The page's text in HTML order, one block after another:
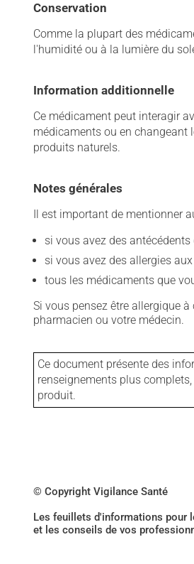
Conservation
Comme la plupart des
l'humidité ou à la lumière du
Information additionnelle
Ce médicament peut interagir
médicaments ou en changeant
produits naturels.
Notes générales
Il est important de mentionner
si vous avez des
si vous avez des allergies
tous les médicaments que
Si vous pensez être allergique
pharmacien ou votre médecin.
Ce document présente des
renseignements plus
produit.
© Copyright Vigilance Santé
Les feuillets d'informations pour
et les conseils de vos